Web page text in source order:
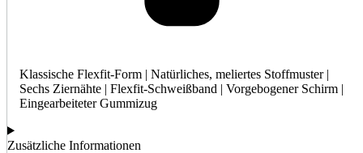
Klassische Flexfit-Form | Natürliches, meliertes Stoffmuster |
Sechs Ziernähte | Flexfit-Schweißband | Vorgebogener Schirm |
Eingearbeiteter Gummizug
Zusätzliche Informationen